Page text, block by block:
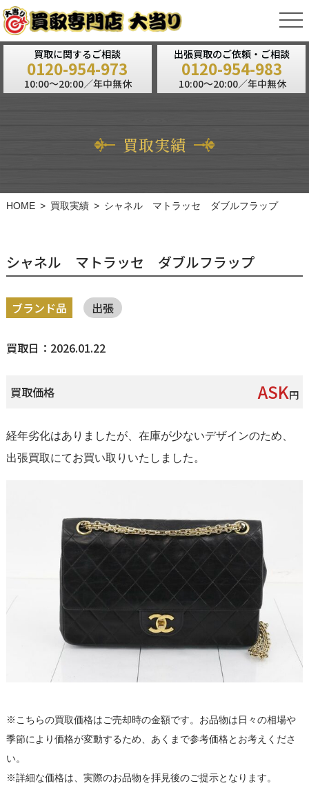
買取に関するご相談
0120-954-973
10:00～20:00／年中無休
出張買取のご依頼・ご相談
0120-954-983
10:00～20:00／年中無休
買取実績
HOME 買取実績 シャネル マトラッセ ダブルフラップ
シャネル マトラッセ ダブルフラップ
ブランド品 出張
買取日：2026.01.22
買取価格 ASK円
経年劣化はありましたが、在庫が少ないデザインのため、
出張買取にてお買い取りいたしました。
※こちらの買取価格はご売却時の金額です。お品物は日々の相場や
季節により価格が変動するため、あくまで参考価格とお考えくださ
い。
※詳細な価格は、実際のお品物を拝見後のご提示となります。